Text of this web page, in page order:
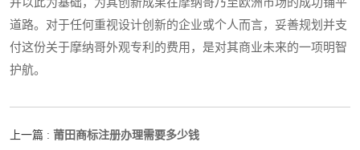
并以此为基础，为其创新成果在摩纳哥乃至欧洲市场的成功铺平
道路。对于任何重视设计创新的企业或个人而言，妥善规划并支
付这份关于摩纳哥外观专利的费用，是对其商业未来的一项明智
护航。
上一篇 : 莆田商标注册办理需要多少钱